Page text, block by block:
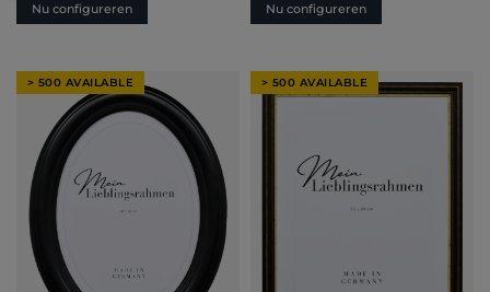
Nu configureren Nu configureren
> 500 AVAILABLE > 500 AVAILABLE